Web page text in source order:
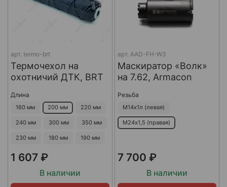
арт. termo-brt
Термочехол на
охотничий ДТК, BRT
Длина
160 мм 200 мм 220 мм
240 мм 300 мм 350 мм
230 мм 180 мм 190 мм
1 607 ₽
В наличии
арт. AAD-FH-W3
Маскиратор «Волк»
на 7.62, Armacon
Резьба
М14х1л (левая)
М24х1,5 (правая)
7 700 ₽
В наличии